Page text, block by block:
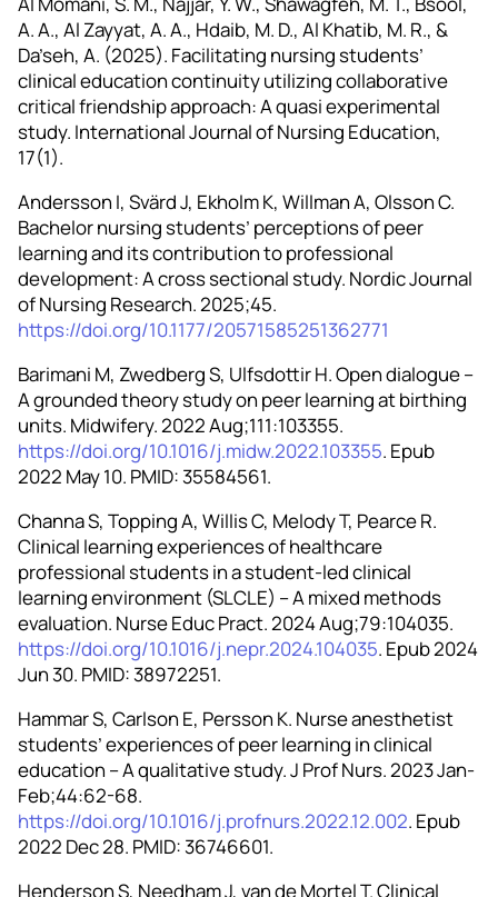
A. A., Al Zayyat, A. A., Hdaib, M. D., Al Khatib, M. R., &
Da’seh, A. (2025). Facilitating nursing students’
clinical education continuity utilizing collaborative
critical friendship approach: A quasi experimental
study. International Journal of Nursing Education,
17(1).
Andersson I, Svärd J, Ekholm K, Willman A, Olsson C.
Bachelor nursing students’ perceptions of peer
learning and its contribution to professional
development: A cross sectional study. Nordic Journal
of Nursing Research. 2025;45.
https://doi.org/10.1177/20571585251362771
Barimani M, Zwedberg S, Ulfsdottir H. Open dialogue –
A grounded theory study on peer learning at birthing
units. Midwifery. 2022 Aug;111:103355.
https://doi.org/10.1016/j.midw.2022.103355. Epub
2022 May 10. PMID: 35584561.
Channa S, Topping A, Willis C, Melody T, Pearce R.
Clinical learning experiences of healthcare
professional students in a student-led clinical
learning environment (SLCLE) – A mixed methods
evaluation. Nurse Educ Pract. 2024 Aug;79:104035.
https://doi.org/10.1016/j.nepr.2024.104035. Epub 2024
Jun 30. PMID: 38972251.
Hammar S, Carlson E, Persson K. Nurse anesthetist
students’ experiences of peer learning in clinical
education – A qualitative study. J Prof Nurs. 2023 Jan-
Feb;44:62-68.
https://doi.org/10.1016/j.profnurs.2022.12.002. Epub
2022 Dec 28. PMID: 36746601.
Henderson S, Needham J, van de Mortel T. Clinical